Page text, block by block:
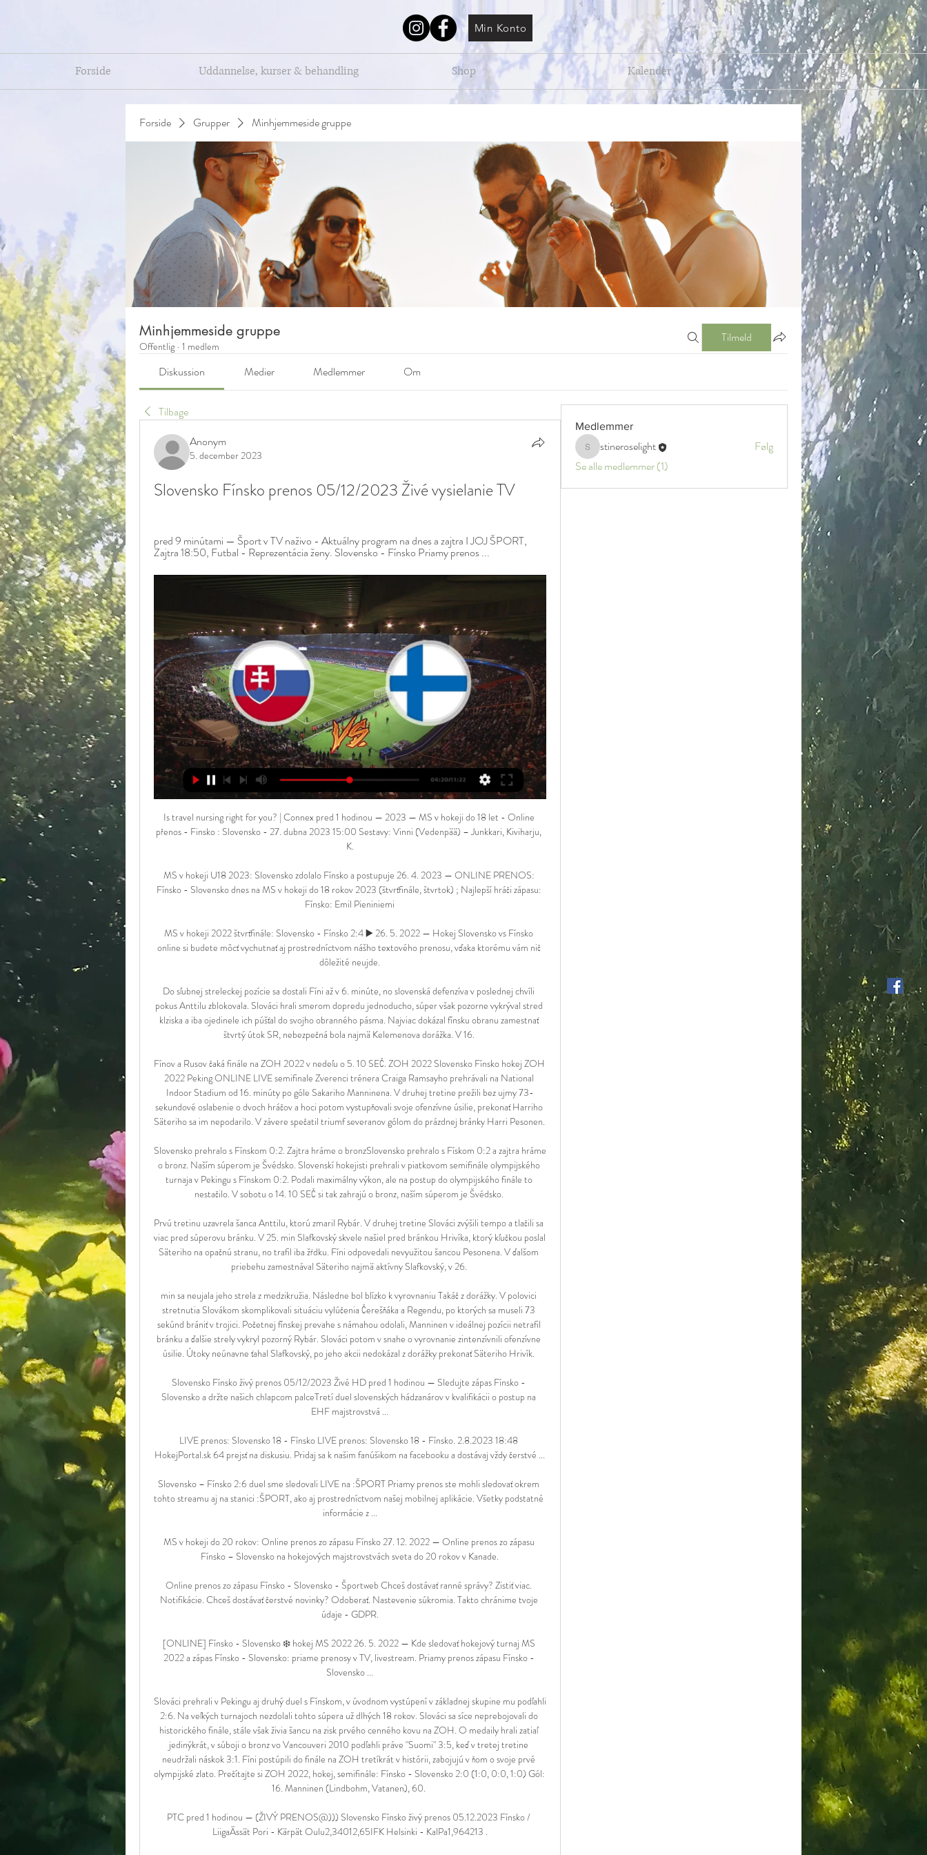
Min Konto
Forside Uddannelse, kurser & behandling Shop Kalender Blog
Forside Grupper Minhjemmeside gruppe
Minhjemmeside gruppe
Offentlig · 1 medlem
Tilmeld
Diskussion Medier Medlemmer Om
Tilbage
Anonym
5. december 2023
Slovensko Fínsko prenos 05/12/2023 Živé vysielanie TV
pred 9 minútami — Šport v TV naživo - Aktuálny program na dnes a zajtra I JOJ ŠPORT,
Zajtra 18:50, Futbal - Reprezentácia ženy. Slovensko - Fínsko Priamy prenos ...
Is travel nursing right for you? | Connex pred 1 hodinou — 2023 — MS v hokeji do 18 let - Online
přenos - Finsko : Slovensko - 27. dubna 2023 15:00 Sestavy: Vinni (Vedenpää) – Junkkari, Kiviharju,
K.
MS v hokeji U18 2023: Slovensko zdolalo Fínsko a postupuje 26. 4. 2023 — ONLINE PRENOS:
Fínsko - Slovensko dnes na MS v hokeji do 18 rokov 2023 (štvrťfinále, štvrtok) ; Najlepší hráči zápasu:
Fínsko: Emil Pieniniemi
MS v hokeji 2022 štvrťfinále: Slovensko - Fínsko 2:4 ▶️ 26. 5. 2022 — Hokej Slovensko vs Fínsko
online si budete môcť vychutnať aj prostredníctvom nášho textového prenosu, vďaka ktorému vám nič
dôležité neujde.
Do sľubnej streleckej pozície sa dostali Fíni až v 6. minúte, no slovenská defenzíva v poslednej chvíli
pokus Anttilu zblokovala. Slováci hrali smerom dopredu jednoducho, súper však pozorne vykrýval stred
klziska a iba ojedinele ich púšťal do svojho obranného pásma. Najviac dokázal fínsku obranu zamestnať
štvrtý útok SR, nebezpečná bola najmä Kelemenova dorážka. V 16.
Fínov a Rusov čaká finále na ZOH 2022 v nedeľu o 5. 10 SEČ. ZOH 2022 Slovensko Fínsko hokej ZOH
2022 Peking ONLINE LIVE semifinale Zverenci trénera Craiga Ramsayho prehrávali na National
Indoor Stadium od 16. minúty po góle Sakariho Manninena. V druhej tretine prežili bez ujmy 73-
sekundové oslabenie o dvoch hráčov a hoci potom vystupňovali svoje ofenzívne úsilie, prekonať Harriho
Säteriho sa im nepodarilo. V závere spečatil triumf severanov gólom do prázdnej bránky Harri Pesonen.
Slovensko prehralo s Fínskom 0:2. Zajtra hráme o bronzSlovensko prehralo s Fískom 0:2 a zajtra hráme
o bronz. Naším súperom je Švédsko. Slovenskí hokejisti prehrali v piatkovom semifinále olympijského
turnaja v Pekingu s Fínskom 0:2. Podali maximálny výkon, ale na postup do olympijského finále to
nestačilo. V sobotu o 14. 10 SEČ si tak zahrajú o bronz, naším súperom je Švédsko.
Prvú tretinu uzavrela šanca Anttilu, ktorú zmaril Rybár. V druhej tretine Slováci zvýšili tempo a tlačili sa
viac pred súperovu bránku. V 25. min Slafkovský skvele našiel pred bránkou Hrivíka, ktorý kľučkou poslal
Säteriho na opačnú stranu, no trafil iba žŕdku. Fíni odpovedali nevyužitou šancou Pesonena. V ďalšom
priebehu zamestnával Säteriho najmä aktívny Slafkovský, v 26.
min sa neujala jeho strela z medzikružia. Následne bol blízko k vyrovnaniu Takáč z dorážky. V polovici
stretnutia Slovákom skomplikovali situáciu vylúčenia Čerešňáka a Regendu, po ktorých sa museli 73
sekúnd brániť v trojici. Početnej fínskej prevahe s námahou odolali, Manninen v ideálnej pozícii netrafil
bránku a ďalšie strely vykryl pozorný Rybár. Slováci potom v snahe o vyrovnanie zintenzívnili ofenzívne
úsilie. Útoky neúnavne ťahal Slafkovský, po jeho akcii nedokázal z dorážky prekonať Säteriho Hrivík.
Slovensko Fínsko živý prenos 05/12/2023 Živé HD pred 1 hodinou — Sledujte zápas Fínsko -
Slovensko a držte našich chlapcom palceTretí duel slovenských hádzanárov v kvalifikácii o postup na
EHF majstrovstvá ...
LIVE prenos: Slovensko 18 - Fínsko LIVE prenos: Slovensko 18 - Fínsko. 2.8.2023 18:48
HokejPortal.sk 64 prejsť na diskusiu. Pridaj sa k našim fanúšikom na facebooku a dostávaj vždy čerstvé ...
Slovensko – Fínsko 2:6 duel sme sledovali LIVE na :ŠPORT Priamy prenos ste mohli sledovať okrem
tohto streamu aj na stanici :ŠPORT, ako aj prostredníctvom našej mobilnej aplikácie. Všetky podstatné
informácie z ...
MS v hokeji do 20 rokov: Online prenos zo zápasu Fínsko 27. 12. 2022 — Online prenos zo zápasu
Fínsko – Slovensko na hokejových majstrovstvách sveta do 20 rokov v Kanade.
Online prenos zo zápasu Fínsko - Slovensko - Športweb Chceš dostávať ranné správy? Zistiť viac.
Notifikácie. Chceš dostávať čerstvé novinky? Odoberať. Nastevenie súkromia. Takto chránime tvoje
údaje - GDPR.
[ONLINE] Fínsko - Slovensko ❄️ hokej MS 2022 26. 5. 2022 — Kde sledovať hokejový turnaj MS
2022 a zápas Fínsko - Slovensko: priame prenosy v TV, livestream. Priamy prenos zápasu Fínsko -
Slovensko ...
Slováci prehrali v Pekingu aj druhý duel s Fínskom, v úvodnom vystúpení v základnej skupine mu podľahli
2:6. Na veľkých turnajoch nezdolali tohto súpera už dlhých 18 rokov. Slováci sa síce neprebojovali do
historického finále, stále však živia šancu na zisk prvého cenného kovu na ZOH. O medaily hrali zatiaľ
jedinýkrát, v súboji o bronz vo Vancouveri 2010 podľahli práve "Suomi" 3:5, keď v tretej tretine
neudržali náskok 3:1. Fíni postúpili do finále na ZOH tretíkrát v histórii, zabojujú v ňom o svoje prvé
olympijské zlato. Prečítajte si ZOH 2022, hokej, semifinále: Fínsko - Slovensko 2:0 (1:0, 0:0, 1:0) Gól:
16. Manninen (Lindbohm, Vatanen), 60.
PTC pred 1 hodinou — (ŽIVÝ PRENOS@))) Slovensko Fínsko živý prenos 05.12.2023 Fínsko /
LiigaÄssät Pori - Kärpät Oulu2,34012,65IFK Helsinki - KalPa1,964213 .
Medlemmer
stineroselight
stineroselight
Følg
Se alle medlemmer (1)